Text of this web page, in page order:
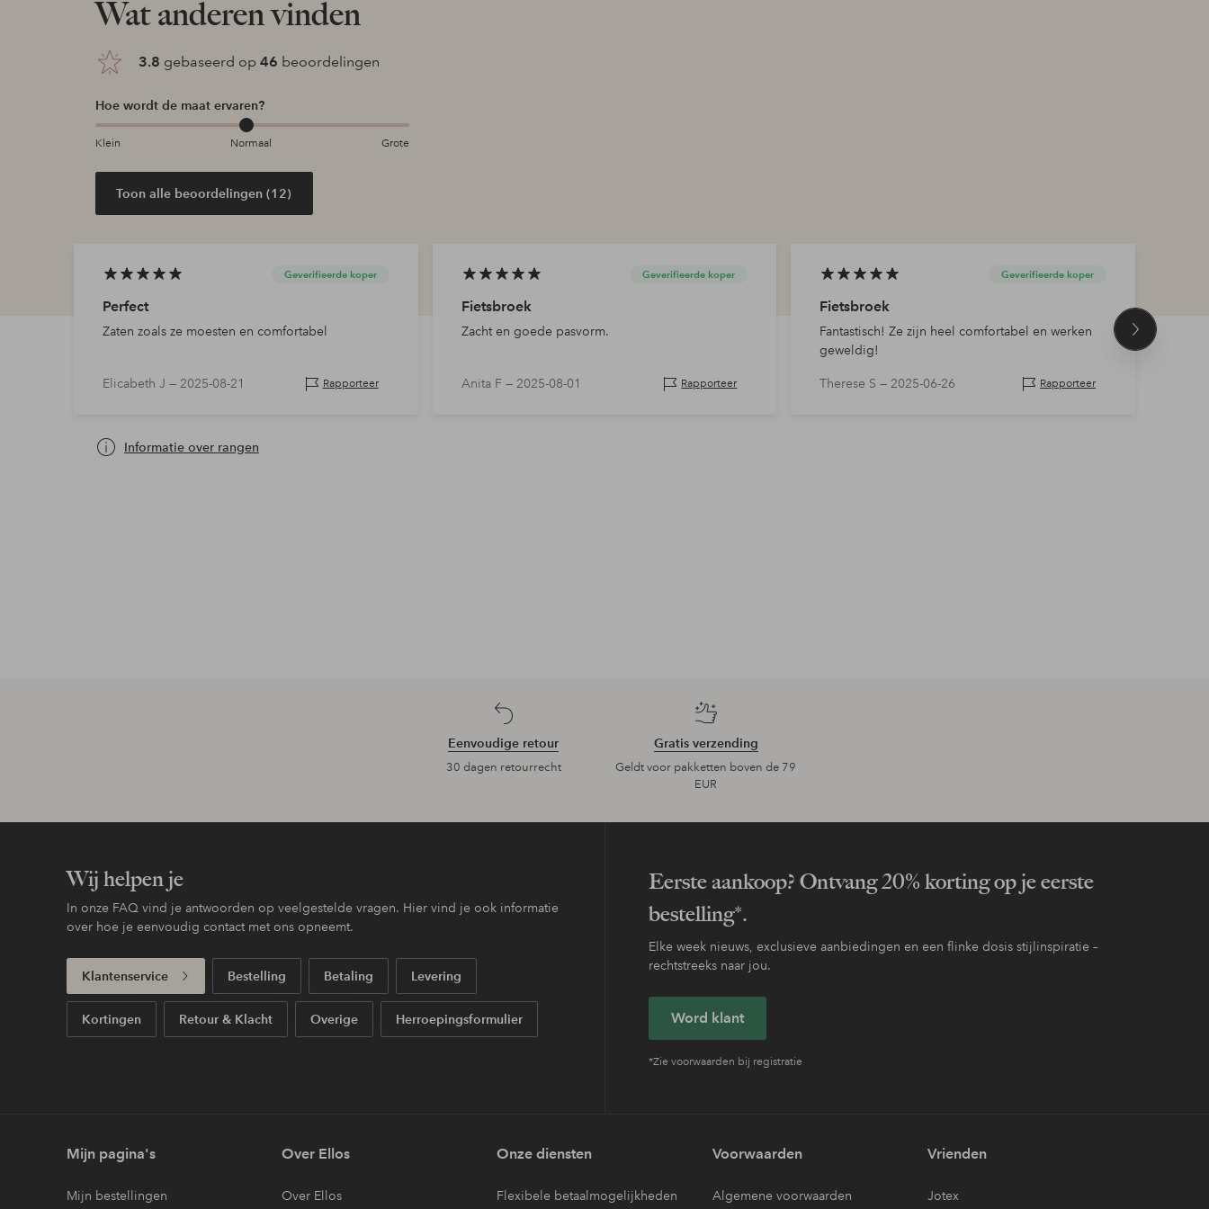
Wat anderen vinden
3.8 gebaseerd op 46 beoordelingen
Hoe wordt de maat ervaren?
Klein Normaal Grote
Toon alle beoordelingen (12)
Geverifieerde koper
Perfect
Zaten zoals ze moesten en comfortabel
Elicabeth J — 2025-08-21 Rapporteer
Geverifieerde koper
Fietsbroek
Zacht en goede pasvorm.
Anita F — 2025-08-01 Rapporteer
Geverifieerde koper
Fietsbroek
Fantastisch! Ze zijn heel comfortabel en werken
geweldig!
Therese S —2025-06-26 Rapporteer
Volgend
Informatie over rangen
Eenvoudige retour
30 dagen retourrecht
Gratis verzending
Geldt voor pakketten boven de 79
EUR
Wij helpen je
In onze FAQ vind je antwoorden op veelgestelde vragen. Hier vind je ook informatie
over hoe je eenvoudig contact met ons opneemt.
Klantenservice Bestelling Betaling Levering
Kortingen Retour & Klacht Overige Herroepingsformulier
Eerste aankoop? Ontvang 20% korting op je eerste
bestelling*.
Elke week nieuws, exclusieve aanbiedingen en een flinke dosis stijlinspiratie –
rechtstreeks naar jou.
Word klant
*Zie voorwaarden bij registratie
Mijn pagina's
Mijn bestellingen
Over Ellos
Over Ellos
Onze diensten
Flexibele betaalmogelijkheden
Voorwaarden
Algemene voorwaarden
Vrienden
Jotex